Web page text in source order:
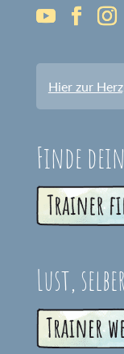
Hier zur
Finde
Lust,